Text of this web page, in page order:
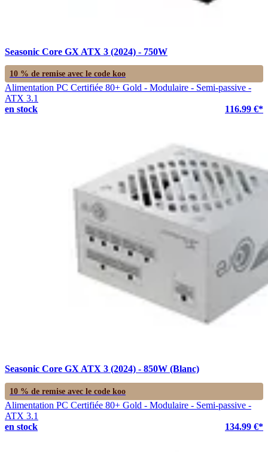
Seasonic Core GX ATX 3 (2024) - 750W
10 % de remise avec le code koo
Alimentation PC Certifiée 80+ Gold - Modulaire - Semi-passive -
ATX 3.1
en stock
116.99 €*
Seasonic Core GX ATX 3 (2024) - 850W (Blanc)
10 % de remise avec le code koo
Alimentation PC Certifiée 80+ Gold - Modulaire - Semi-passive -
ATX 3.1
en stock
134.99 €*